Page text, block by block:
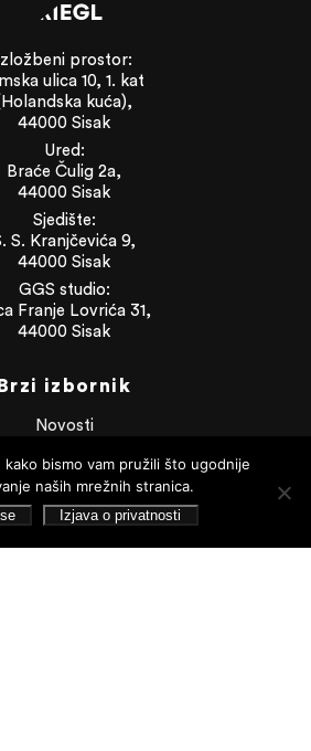
prostor:
ulica 10, 1. kat
kuća),
44000 Sisak
Ured:
Braće Čulig 2a,
44000 Sisak
Sjedište:
S. Kranjčevića 9,
44000 Sisak
GGS studio:
Franje Lovrića 31,
44000 Sisak
Brzi izbornik
Novosti
Info
Zbirka Striegl
Likovna zbirka
Publikacije
Dokumenti
kako bismo vam pružili što ugodnije
naših mrežnih stranica.
Izjava o privatnosti